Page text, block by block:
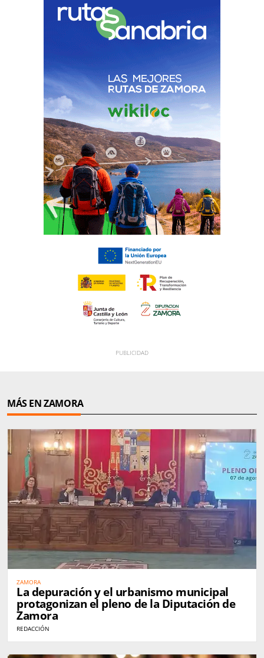
MÁS EN ZAMORA
ZAMORA
La depuración y el urbanismo municipal
protagonizan el pleno de la Diputación de
Zamora
REDACCIÓN